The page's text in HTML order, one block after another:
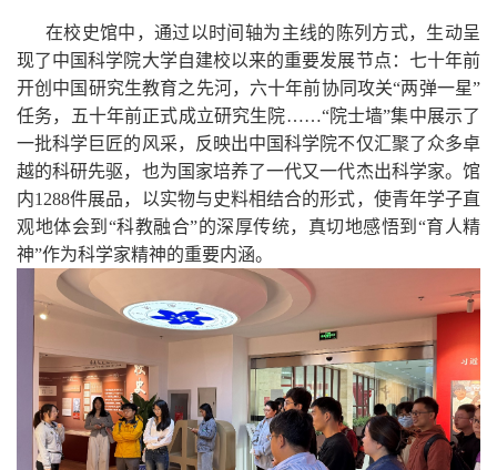
在校史馆中，通过以时间轴为主线的陈列方式，生动呈
现了中国科学院大学自建校以来的重要发展节点：七十年前
开创中国研究生教育之先河，六十年前协同攻关“两弹一星”
任务，五十年前正式成立研究生院……“院士墙”集中展示了
一批科学巨匠的风采，反映出中国科学院不仅汇聚了众多卓
越的科研先驱，也为国家培养了一代又一代杰出科学家。馆
内1288件展品，以实物与史料相结合的形式，使青年学子直
观地体会到“科教融合”的深厚传统，真切地感悟到“育人精
神”作为科学家精神的重要内涵。